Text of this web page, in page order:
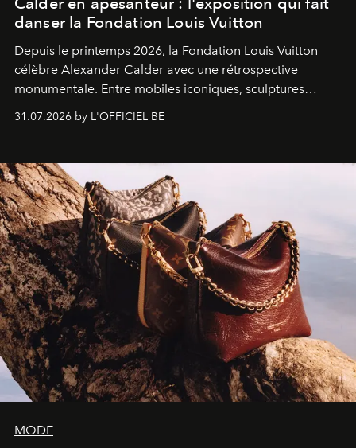
danser la Fondation Louis Vuitton
Depuis le printemps 2026, la Fondation Louis Vuitton
célèbre Alexander Calder avec une rétrospective
monumentale. Entre mobiles iconiques, sculptures
monumentales et poésie du mouvement, l'artiste
américain investit les espaces imaginés par Frank Gehry
sculpture.
31.07.2026 by L'OFFICIEL BE
MODE